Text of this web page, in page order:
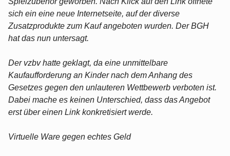
sich ein eine neue Internetseite, auf der diverse
Zusatzprodukte zum Kauf angeboten wurden. Der BGH
hat das nun untersagt.
Der vzbv hatte geklagt, da eine unmittelbare
Kaufaufforderung an Kinder nach dem Anhang des
Gesetzes gegen den unlauteren Wettbewerb verboten ist.
Dabei mache es keinen Unterschied, dass das Angebot
erst über einen Link konkretisiert werde.
Virtuelle Ware gegen echtes Geld